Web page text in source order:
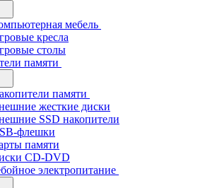
мебель
кресла
столы
памяти
памяти
жесткие диски
SSD накопители
флешки
памяти
CD-DVD
электропитание